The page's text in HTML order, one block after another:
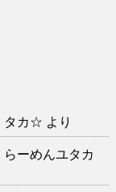
タカ☆ より
らーめんユタカ